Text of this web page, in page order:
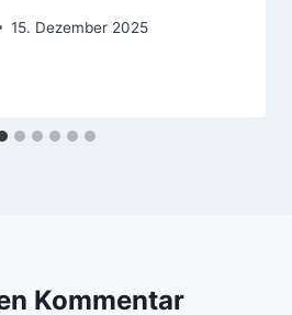
15. Dezember 2025
Kommentar